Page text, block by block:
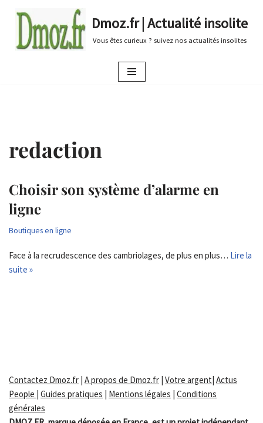
au
Dmoz.fr | Actualité insolite
Vous êtes curieux ? suivez nos actualités insolites
redaction
Choisir son système d’alarme en
ligne
Boutiques en ligne
Face à la recrudescence des cambriolages, de plus en plus… Lire la
suite »
Contactez Dmoz.fr | A propos de Dmoz.fr | Votre argent| Actus
People | Guides pratiques | Mentions légales | Conditions
générales